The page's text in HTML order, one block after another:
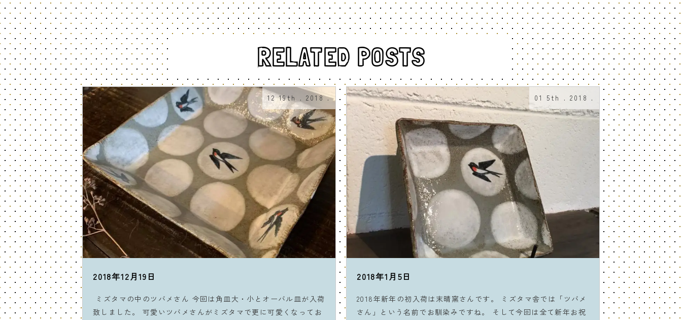
RELATED POSTS
12 19th . 2018 .
2018年12月19日
ミズタマの中のツバメさん 今回は角皿大・小とオーバル皿が入荷
致しました。 可愛いツバメさんがミズタマで更に可愛くなってお
01 5th . 2018 .
2018年1月5日
2018年新年の初入荷は末晴窯さんです。 ミズタマ舎では「ツバメ
さん」という名前でお馴染みですね。 そして今回は全て新年お祝